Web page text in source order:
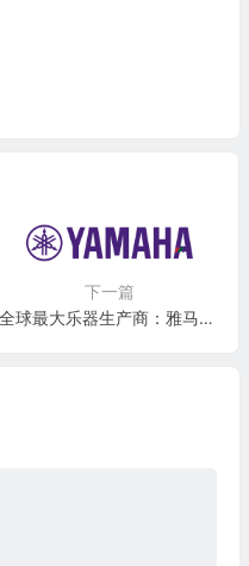
下一篇
全球最大乐器生产商：雅马哈公司Yamaha Corporation(YAMCY)